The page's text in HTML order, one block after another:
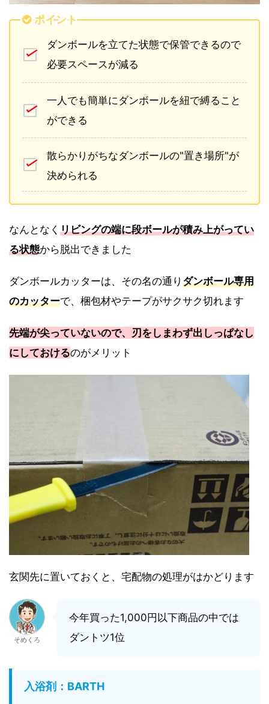
ポイント
ダンボールを立てた状態で保管できるので
必要スペースが減る
一人でも簡単にダンボールを紐で縛ること
ができる
散らかりがちなダンボールの"置き場所"が
決められる
なんとなく リビングの端に段ボールが積み上がってい
る状態から脱出できました
ダンボールカッターは、その名の通り ダンボール専用
のカッターで、梱包材やテープがサクサク切れます
先端が尖っていないので、刃をしまわず出しっぱなし
にしておけるのがメリット
玄関先に置いておくと、宅配物の処理がはかどります
そめくろ
今年買った1,000円以下商品の中では
ダントツ1位
入浴剤：BARTH